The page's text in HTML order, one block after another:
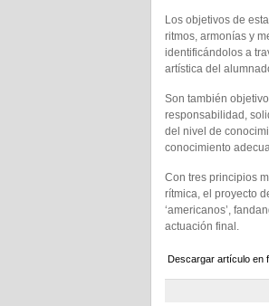
Los objetivos de
ritmos, armonías y
identificándolos a
artística del
Son también
responsabilidad,
del nivel de
conocimiento
Con tres principios
rítmica, el proyecto
‘americanos’,
actuación final.
Descargar artículo en